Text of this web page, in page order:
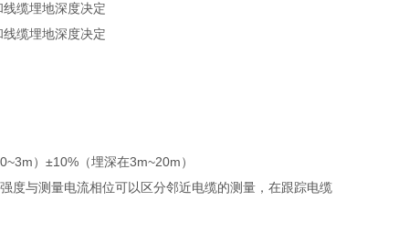
缆埋地深度决定
缆埋地深度决定
）±10%（埋深在3m~20m）
度与测量电流相位可以区分邻近电缆的测量，在跟踪电缆